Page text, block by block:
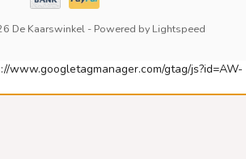
De Kaarswinkel - Powered by Lightspeed
www.googletagmanager.com/gtag/js?id=AW-